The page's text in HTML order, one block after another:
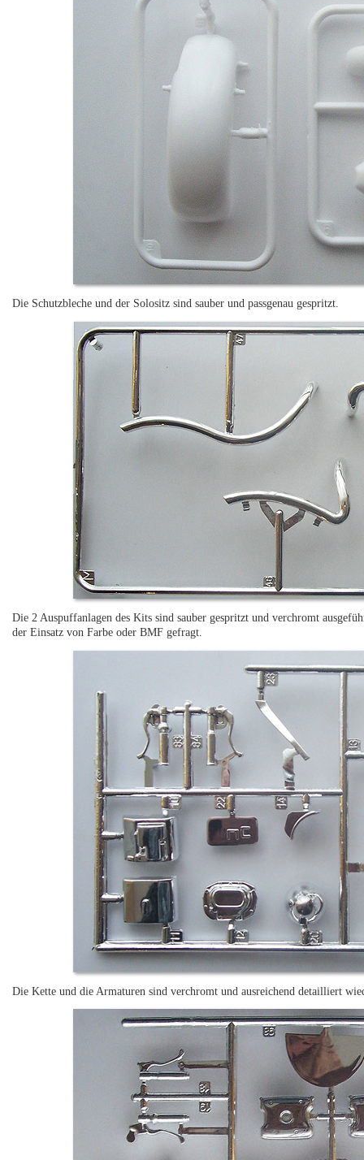
Die Schutzbleche und der Solositz sind sauber und passgenau gespritzt.
Die 2 Auspuffanlagen des Kits sind sauber gespritzt und verchromt
der Einsatz von Farbe oder BMF gefragt.
Die Kette und die Armaturen sind verchromt und ausreichend detailliert